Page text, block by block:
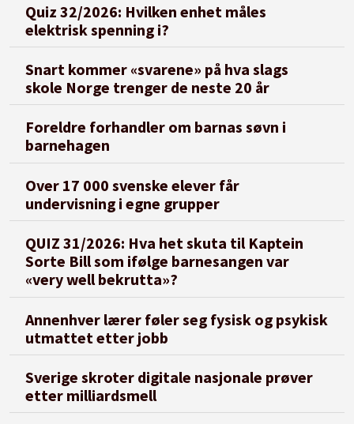
Quiz 32/2026: Hvilken enhet måles
elektrisk spenning i?
Snart kommer «svarene» på hva slags
skole Norge trenger de neste 20 år
Foreldre forhandler om barnas søvn i
barnehagen
Over 17 000 svenske elever får
undervisning i egne grupper
QUIZ 31/2026: Hva het skuta til Kaptein
Sorte Bill som ifølge barnesangen var
«very well bekrutta»?
Annenhver lærer føler seg fysisk og psykisk
utmattet etter jobb
Sverige skroter digitale nasjonale prøver
etter milliardsmell